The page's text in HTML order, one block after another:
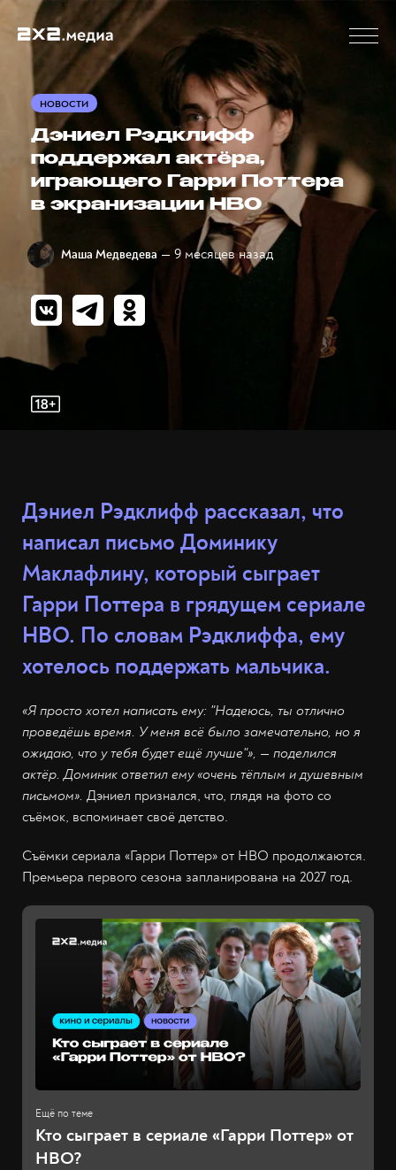
НОВОСТИ
Дэниел Рэдклифф
поддержал актёра,
играющего Гарри Поттера
в экранизации HBO
Маша Медведева — 9 месяцев назад
Дэниел Рэдклифф рассказал, что
написал письмо Доминику
Маклафлину, который сыграет
Гарри Поттера в грядущем сериале
HBO. По словам Рэдклиффа, ему
хотелось поддержать мальчика.
«Я просто хотел написать ему: "Надеюсь, ты отлично
проведёшь время. У меня всё было замечательно, но я
ожидаю, что у тебя будет ещё лучше"», — поделился
актёр. Доминик ответил ему «очень тёплым и душевным
письмом». Дэниел признался, что, глядя на фото со
съёмок, вспоминает своё детство.
Съёмки сериала «Гарри Поттер» от HBO продолжаются.
Премьера первого сезона запланирована на 2027 год.
Кто сыграет в сериале «Гарри Поттер» от
HBO?